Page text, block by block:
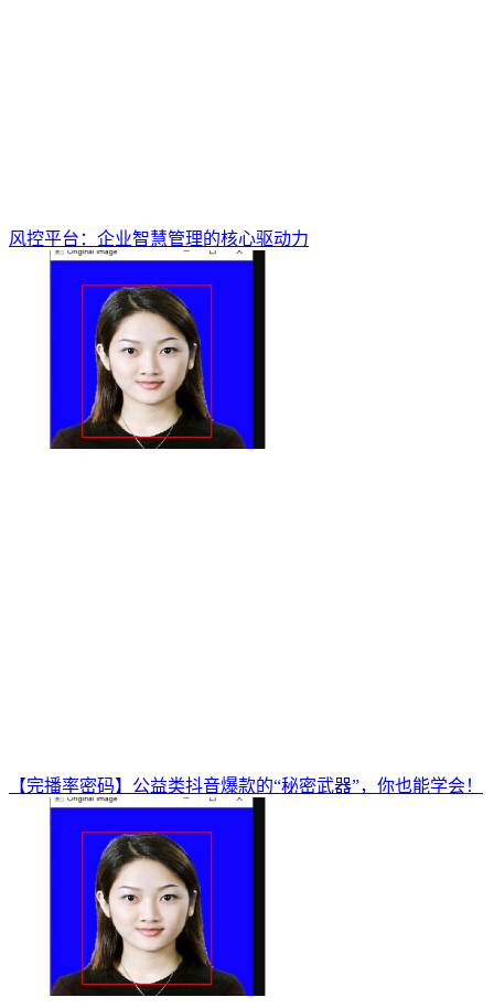
风控平台：企业智慧管理的核心驱动力
【完播率密码】公益类抖音爆款的“秘密武器”，你也能学会！